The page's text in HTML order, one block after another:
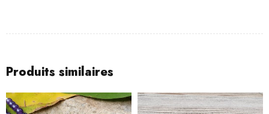
Produits similaires